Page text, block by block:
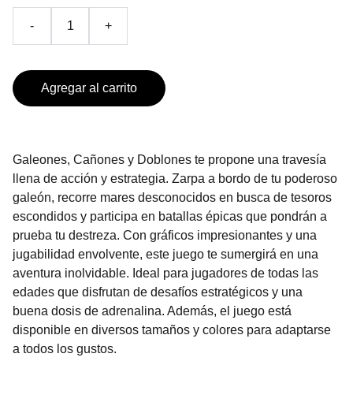
- +
Agregar al carrito
Galeones, Cañones y Doblones te propone una travesía
llena de acción y estrategia. Zarpa a bordo de tu poderoso
galeón, recorre mares desconocidos en busca de tesoros
escondidos y participa en batallas épicas que pondrán a
prueba tu destreza. Con gráficos impresionantes y una
jugabilidad envolvente, este juego te sumergirá en una
aventura inolvidable. Ideal para jugadores de todas las
edades que disfrutan de desafíos estratégicos y una
buena dosis de adrenalina. Además, el juego está
disponible en diversos tamaños y colores para adaptarse
a todos los gustos.